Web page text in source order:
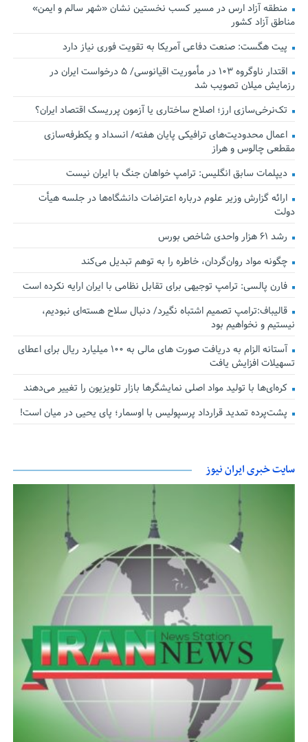
منطقه آزاد ارس در مسیر کسب نخستین نشان «شهر سالم و ایمن»
مناطق آزاد کشور
پیت هگست: صنعت دفاعی آمریکا به تقویت فوری نیاز دارد
اقتدار ناوگروه ۱۰۳ در مأموریت‌ اقیانوسی/ ۵ درخواست ایران در
رزمایش میلان تصویب شد
تک‌نرخی‌سازی ارز؛ اصلاح ساختاری یا آزمون پرریسک اقتصاد ایران؟
اعمال محدودیت‌های ترافیکی پایان هفته/ انسداد و یکطرفه‌سازی
مقطعی چالوس و هراز
دیپلمات سابق انگلیس:‌ ترامپ خواهان جنگ با ایران نیست
ارائه گزارش وزیر علوم درباره اعتراضات دانشگاه‌ها در جلسه هیأت
دولت
رشد ۶۱ هزار واحدی شاخص بورس
چگونه مواد روان‌گردان، خاطره را به توهم تبدیل می‌کند
فارن پالسی: ترامپ توجیهی برای تقابل نظامی با ایران ارایه نکرده است
قالیباف:ترامپ تصمیم اشتباه نگیرد/ دنبال سلاح هسته‌ای نبودیم،
نیستیم و نخواهیم بود
آستانه الزام به دریافت صورت های مالی به ۱۰۰ میلیارد ریال برای اعطای
تسهیلات افزایش یافت
کره‌ای‌ها با تولید مواد اصلی نمایشگرها بازار تلویزیون را تغییر می‌دهند
پشت‌پرده تمدید قرارداد پرسپولیس با اوسمار؛ پای یحیی در میان است!
سایت خبری ایران نیوز